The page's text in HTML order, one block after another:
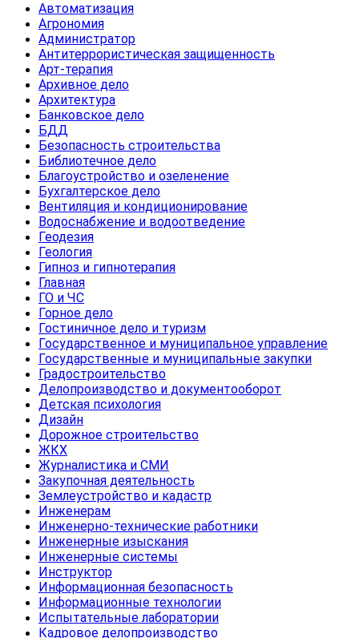
Автоматизация
Агрономия
Администратор
Антитеррористическая защищенность
Арт-терапия
Архивное дело
Архитектура
Банковское дело
БДД
Безопасность строительства
Библиотечное дело
Благоустройство и озеленение
Бухгалтерское дело
Вентиляция и кондиционирование
Водоснабжение и водоотведение
Геодезия
Геология
Гипноз и гипнотерапия
Главная
ГО и ЧС
Горное дело
Гостиничное дело и туризм
Государственное и муниципальное управление
Государственные и муниципальные закупки
Градостроительство
Делопроизводство и документооборот
Детская психология
Дизайн
Дорожное строительство
ЖКХ
Журналистика и СМИ
Закупочная деятельность
Землеустройство и кадастр
Инженерам
Инженерно-технические работники
Инженерные изыскания
Инженерные системы
Инструктор
Информационная безопасность
Информационные технологии
Испытательные лаборатории
Кадровое делопроизводство